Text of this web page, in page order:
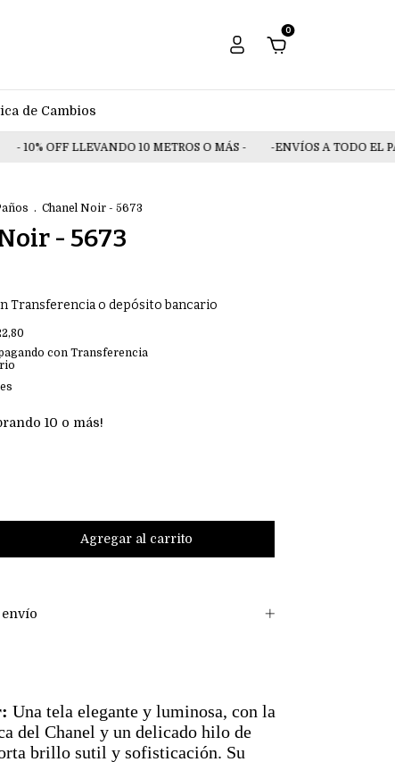
0
de Cambios
OFF LLEVANDO 10 METROS O MÁS - -ENVÍOS A TODO EL PAIS-
. Chanel Noir - 5673
- 5673
Transferencia o depósito bancario
con Transferencia
10 o más!
Una tela elegante y luminosa, con la
del Chanel y un delicado hilo de
brillo sutil y sofisticación. Su